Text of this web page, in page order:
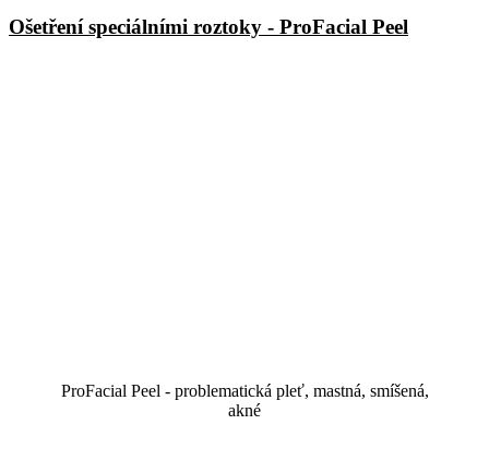
Ošetření speciálními roztoky - ProFacial Peel
ProFacial Peel - problematická pleť, mastná, smíšená,
akné